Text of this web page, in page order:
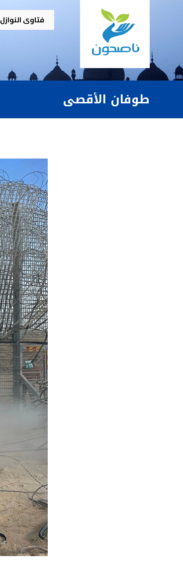
فتاوى النوازل
طوفان الأقصى